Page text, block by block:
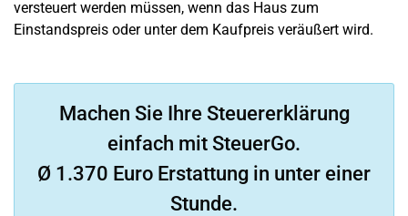
versteuert werden müssen, wenn das Haus zum
Einstandspreis oder unter dem Kaufpreis veräußert wird.
Machen Sie Ihre Steuererklärung
einfach mit SteuerGo.
Ø 1.370 Euro Erstattung in unter einer
Stunde.